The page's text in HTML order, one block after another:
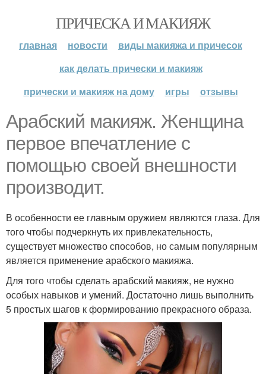
ПРИЧЕСКА И МАКИЯЖ
главная новости
виды макияжа и причесок
как делать прически и макияж
прически и макияж на дому
игры отзывы
Арабский макияж. Женщина
первое впечатление с
помощью своей внешности
производит.
В особенности ее главным оружием являются глаза. Для
того чтобы подчеркнуть их привлекательность,
существует множество способов, но самым популярным
является применение арабского макияжа.
Для того чтобы сделать арабский макияж, не нужно
особых навыков и умений. Достаточно лишь выполнить
5 простых шагов к формированию прекрасного образа.